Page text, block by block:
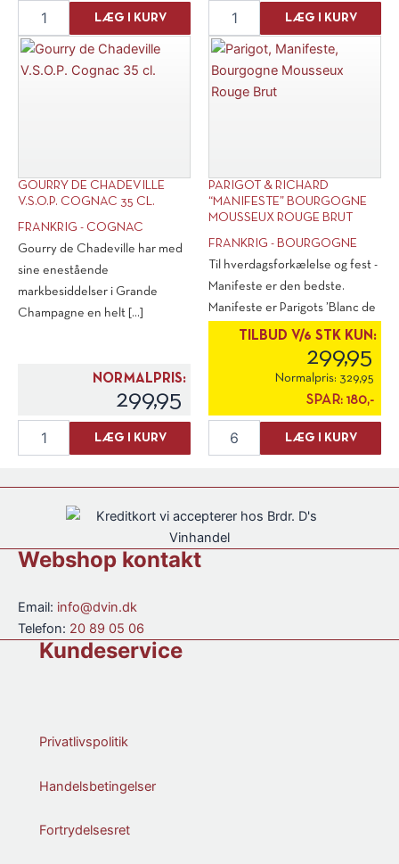
Chadeville
Vieux"
LÆG I KURV
Artiguelongue
Armagnac
10
antal
LÆG I KURV
GOURRY DE CHADEVILLE
V.S.O.P. COGNAC 35 CL.
FRANKRIG - COGNAC
Gourry de Chadeville har med
sine enestående
markbesiddelser i Grande
Champagne en helt [...]
NORMALPRIS:
299,95
antal
LÆG I KURV
PARIGOT & RICHARD
“MANIFESTE” BOURGOGNE
MOUSSEUX ROUGE BRUT
FRANKRIG - BOURGOGNE
Til hverdagsforkælelse og fest -
Manifeste er den bedste.
Manifeste er Parigots ’Blanc de
TILBUD V/6 STK KUN:
299,95
Normalpris: 329,95
SPAR: 180,-
Mousseux
Rouge
Brut
LÆG I KURV
Webshop kontakt
Email: info@dvin.dk
Telefon: 20 89 05 06
Kundeservice
Privatlivspolitik
Handelsbetingelser
Fortrydelsesret